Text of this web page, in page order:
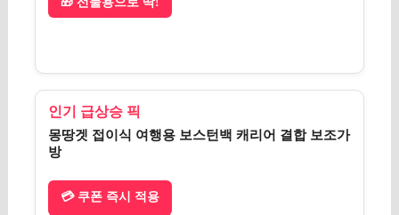
인기 급상승 픽
몽땅겟 접이식 여행용 보스턴백 캐리어 결합 보조가
방
💳 쿠폰 즉시 적용